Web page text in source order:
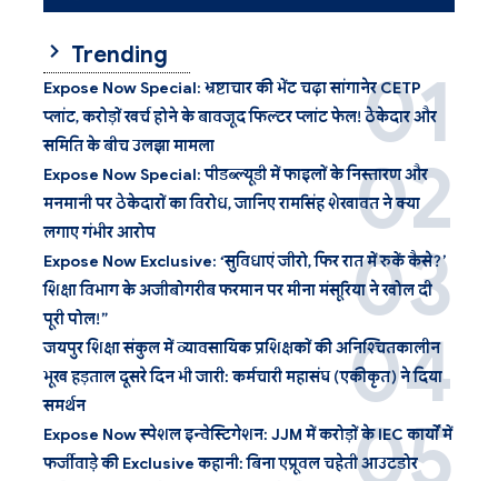
Trending
Expose Now Special: भ्रष्टाचार की भेंट चढ़ा सांगानेर CETP
प्लांट, करोड़ों खर्च होने के बावजूद फिल्टर प्लांट फेल! ठेकेदार और
समिति के बीच उलझा मामला
Expose Now Special: पीडब्ल्यूडी में फाइलों के निस्तारण और
मनमानी पर ठेकेदारों का विरोध, जानिए रामसिंह शेखावत ने क्या
लगाए गंभीर आरोप
Expose Now Exclusive: ‘सुविधाएं जीरो, फिर रात में रुकें कैसे?’
शिक्षा विभाग के अजीबोगरीब फरमान पर मीना मंसूरिया ने खोल दी
पूरी पोल!”
जयपुर शिक्षा संकुल में व्यावसायिक प्रशिक्षकों की अनिश्चितकालीन
भूख हड़ताल दूसरे दिन भी जारी: कर्मचारी महासंघ (एकीकृत) ने दिया
समर्थन
Expose Now स्पेशल इन्वेस्टिगेशन: JJM में करोड़ों के IEC कार्यों में
फर्जीवाड़े की Exclusive कहानी: बिना एप्रूवल चहेती आउटडोर